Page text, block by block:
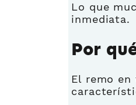
Lo que
inmediata.
Por
El remo